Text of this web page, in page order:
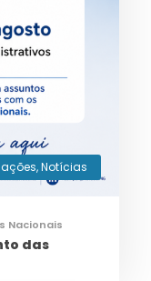
,Notícias
Nacionais
das